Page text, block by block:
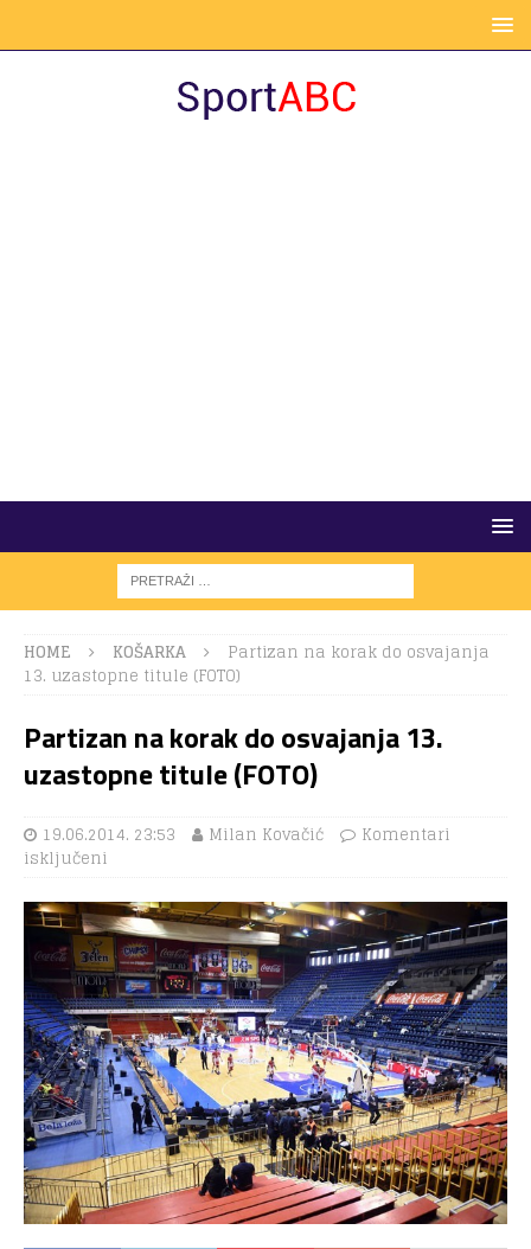
HOME KOŠARKA
Partizan na korak do osvajanja
13. uzastopne titule (FOTO)
Partizan na korak do osvajanja 13.
uzastopne titule (FOTO)
19.06.2014. 23:53 Milan Kovačić
Komentari
isključeni